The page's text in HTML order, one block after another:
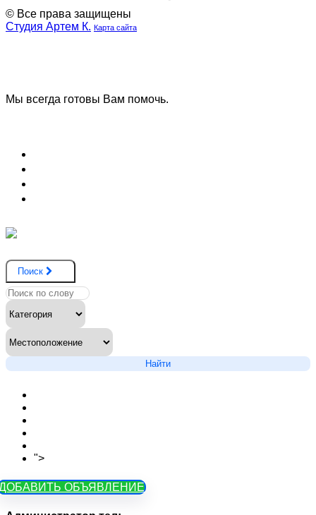
© Все права защищены
Студия Артем К. Карта сайта
Мы всегда готовы Вам помочь.
Поиск
Найти
">
ОБЪЯВЛЕНИЕ